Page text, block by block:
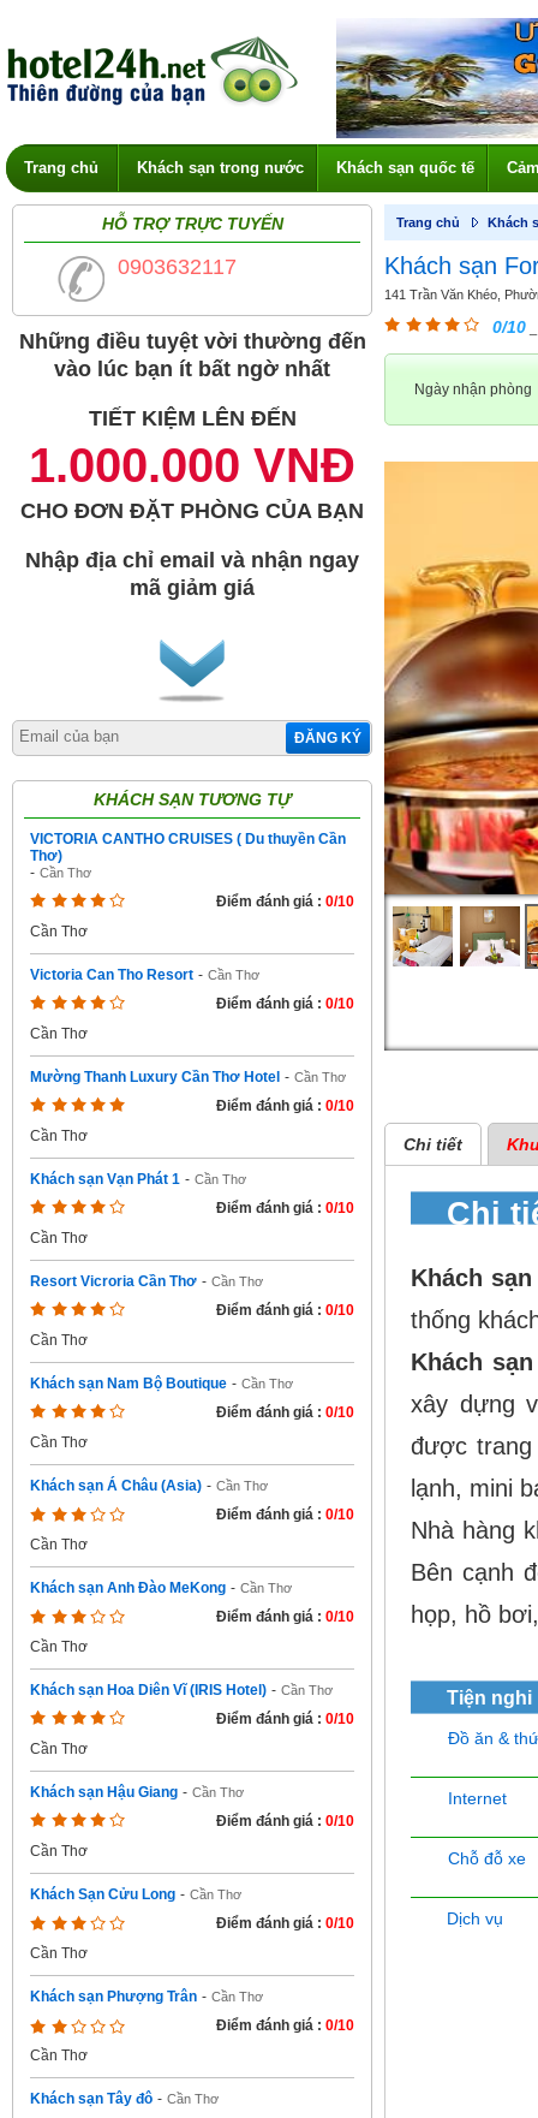
Trang chủ Khách sạn trong nước Khách sạn quốc tế
HỖ TRỢ TRỰC TUYẾN
0903632117
Những điều tuyệt vời thường đến
vào lúc bạn ít bất ngờ nhất
TIẾT KIỆM LÊN ĐẾN
1.000.000 VNĐ
CHO ĐƠN ĐẶT PHÒNG CỦA BẠN
Nhập địa chỉ email và nhận ngay
mã giảm giá
ĐĂNG KÝ
KHÁCH SẠN TƯƠNG TỰ
VICTORIA CANTHO CRUISES ( Du thuyền Cần
Thơ)
- Cần Thơ
Điểm đánh giá : 0/10
Cần Thơ
Victoria Can Tho Resort - Cần Thơ
Điểm đánh giá : 0/10
Cần Thơ
Mường Thanh Luxury Cần Thơ Hotel - Cần Thơ
Điểm đánh giá : 0/10
Cần Thơ
Khách sạn Vạn Phát 1 - Cần Thơ
Điểm đánh giá : 0/10
Cần Thơ
Resort Vicroria Cần Thơ - Cần Thơ
Điểm đánh giá : 0/10
Cần Thơ
Khách sạn Nam Bộ Boutique - Cần Thơ
Điểm đánh giá : 0/10
Cần Thơ
Khách sạn Á Châu (Asia) - Cần Thơ
Điểm đánh giá : 0/10
Cần Thơ
Khách sạn Anh Đào MeKong - Cần Thơ
Điểm đánh giá : 0/10
Cần Thơ
Khách sạn Hoa Diên Vĩ (IRIS Hotel) - Cần Thơ
Điểm đánh giá : 0/10
Cần Thơ
Khách sạn Hậu Giang - Cần Thơ
Điểm đánh giá : 0/10
Cần Thơ
Khách Sạn Cửu Long - Cần Thơ
Điểm đánh giá : 0/10
Cần Thơ
Khách sạn Phượng Trân - Cần Thơ
Điểm đánh giá : 0/10
Cần Thơ
Khách sạn Tây đô - Cần Thơ
Trang chủ Khách
Khách sạn
141 Trần Văn Khéo,
0/10
Ngày nhận phòng
Chi tiết
Chi
Khách
thống
Khách
xây dựng
được
lạnh, mini
Nhà hàng
Bên cạnh
họp, hồ
Tiện nghi
Đồ ăn &
Internet
Chỗ đỗ xe
Dịch vụ